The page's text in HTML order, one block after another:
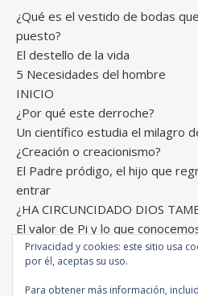
¿Qué es el vestido de bodas
puesto?
El destello de la vida
5 Necesidades del hombre
INICIO
¿Por qué este derroche?
Un científico estudia el milagro
¿Creación o creacionismo?
El Padre pródigo, el hijo que
entrar
¿HA CIRCUNCIDADO DIOS
El valor de Pi y lo que
Privacidad y cookies: este sitio usa
por él, aceptas su uso.
Para obtener más información,